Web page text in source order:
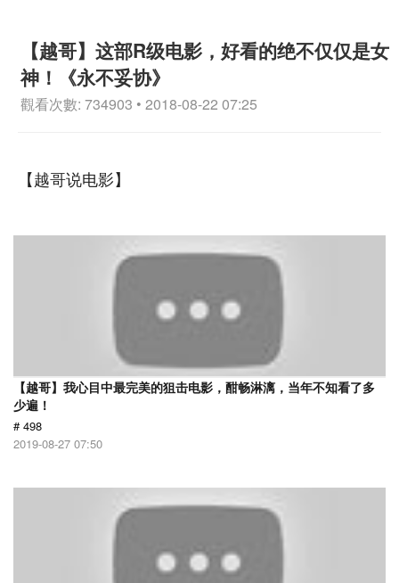
【越哥】这部R级电影，好看的绝不仅仅是女
神！《永不妥协》
觀看次數: 734903 • 2018-08-22 07:25
【越哥说电影】
【越哥】我心目中最完美的狙击电影，酣畅淋漓，当年不知看了多
少遍！
# 498
2019-08-27 07:50